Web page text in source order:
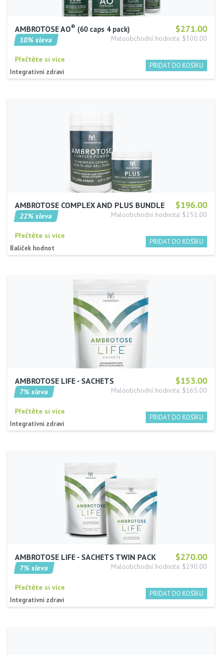
$271.00
AMBROTOSE AO® 60 caps 4 pack
Maloobchodní hodnota: $300.00
10% sleva
Přečtěte si více
Integrativní zdraví
$196.00
AMBROTOSE COMPLEX AND PLUS BUNDLE
Maloobchodní hodnota: $251.00
22% sleva
Přečtěte si více
Balíček hodnot
$153.00
AMBROTOSE LIFE - SACHETS
Maloobchodní hodnota: $165.00
7% sleva
Přečtěte si více
Integrativní zdraví
$270.00
AMBROTOSE LIFE - SACHETS TWIN PACK
Maloobchodní hodnota: $290.00
7% sleva
Přečtěte si více
Integrativní zdraví